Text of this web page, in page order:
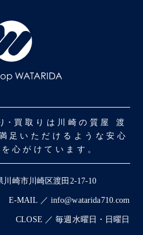
買取りは川崎の質屋 渡
足いただけるような安心
心がけています。
川崎市川崎区渡田2-17-10
E-MAIL ／ info@watarida710.com
CLOSE ／ 毎週水曜日・日曜日